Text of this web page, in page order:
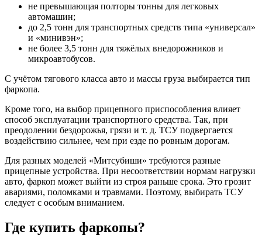
не превышающая полторы тонны для легковых
автомашин;
до 2,5 тонн для транспортных средств типа «универсал»
и «минивэн»;
не более 3,5 тонн для тяжёлых внедорожников и
микроавтобусов.
С учётом тягового класса авто и массы груза выбирается тип
фаркопа.
Кроме того, на выбор прицепного приспособления влияет
способ эксплуатации транспортного средства. Так, при
преодолении бездорожья, грязи и т. д. ТСУ подвергается
воздействию сильнее, чем при езде по ровным дорогам.
Для разных моделей «Митсубиши» требуются разные
прицепные устройства. При несоответствии нормам нагрузки
авто, фаркоп может выйти из строя раньше срока. Это грозит
авариями, поломками и травмами. Поэтому, выбирать ТСУ
следует с особым вниманием.
Где купить фаркопы?